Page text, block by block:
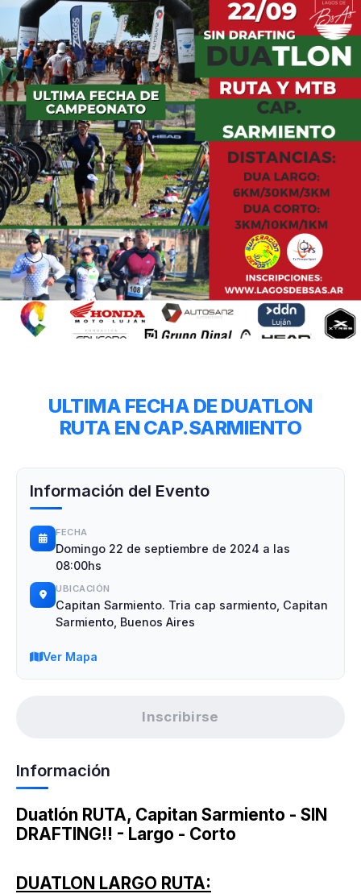
ULTIMA FECHA DE DUATLON
RUTA EN CAP.SARMIENTO
Información del Evento
FECHA
Domingo 22 de septiembre de 2024 a las
08:00hs
UBICACIÓN
Capitan Sarmiento. Tria cap sarmiento, Capitan
Sarmiento, Buenos Aires
Ver Mapa
Inscribirse
Información
Duatlón RUTA, Capitan Sarmiento - SIN
DRAFTING!! - Largo - Corto
DUATLON LARGO RUTA: